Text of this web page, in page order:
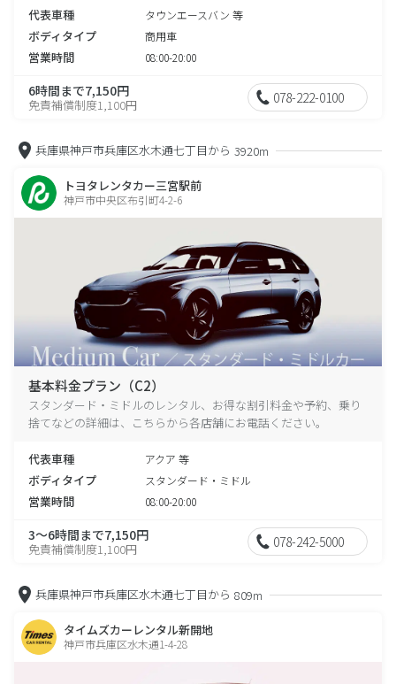
代表車種 タウンエースバン 等
ボディタイプ 商用車
営業時間 08:00-20:00
6時間まで7,150円
免責補償制度1,100円 078-222-0100
兵庫県神戸市兵庫区水木通七丁目から 3920m
トヨタレンタカー三宮駅前
神戸市中央区布引町4-2-6
基本料金プラン（C2）
スタンダード・ミドルのレンタル、お得な割引料金や予約、乗り
捨てなどの詳細は、こちらから各店舗にお電話ください。
代表車種 アクア 等
ボディタイプ スタンダード・ミドル
営業時間 08:00-20:00
3～6時間まで7,150円
免責補償制度1,100円 078-242-5000
兵庫県神戸市兵庫区水木通七丁目から 809m
タイムズカーレンタル新開地
神戸市兵庫区水木通1-4-28